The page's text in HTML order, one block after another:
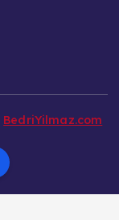
BedriYilmaz.com